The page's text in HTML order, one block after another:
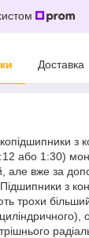
Доставка
з
або 1:30)
але вже за
з
трохи